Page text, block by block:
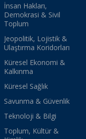
İnsan Hakları,
Demokrasi & Sivil
Toplum
Jeopolitik, Lojistik &
Ulaştırma Koridorları
Küresel Ekonomi &
Kalkınma
Küresel Sağlık
Savunma & Güvenlik
Teknoloji & Bilgi
Toplum, Kültür &